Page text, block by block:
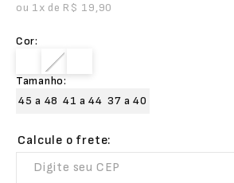
ou 1x de R$ 19,90
Cor:
Tamanho:
45 a 48 41 a 44 37 a 40